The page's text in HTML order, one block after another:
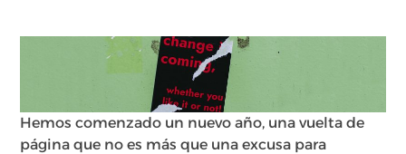
Hemos comenzado un nuevo año, una vuelta de
página que no es más que una excusa para